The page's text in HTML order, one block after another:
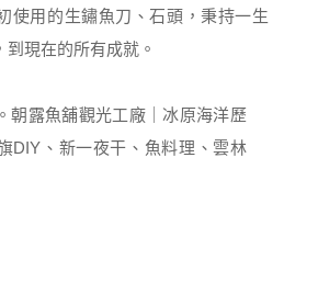
使用的生鏽魚刀、石頭，秉持一生
現在的所有成就。